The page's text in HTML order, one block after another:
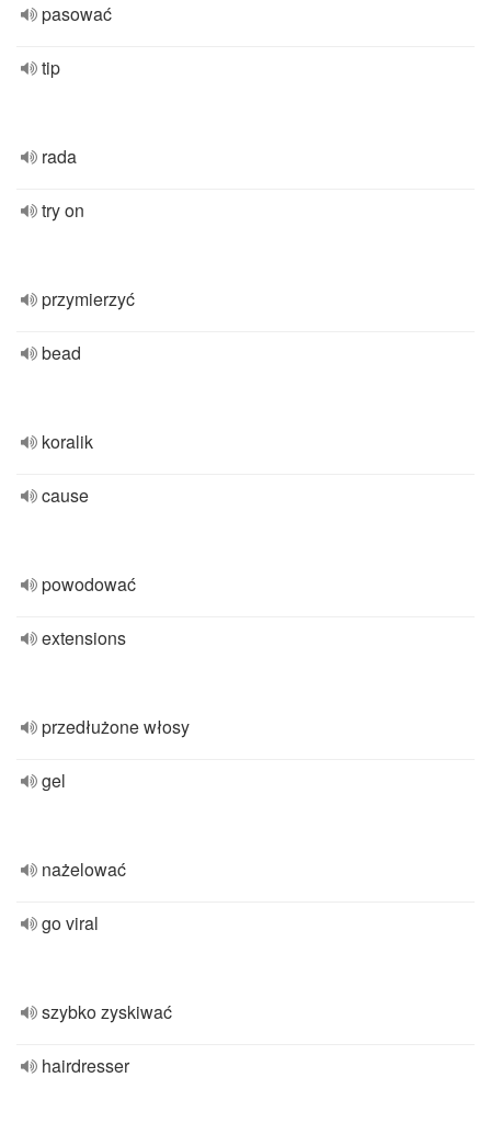
pasować
tip
rada
try on
przymierzyć
bead
koralik
cause
powodować
extensions
przedłużone włosy
gel
nażelować
go viral
szybko zyskiwać
hairdresser